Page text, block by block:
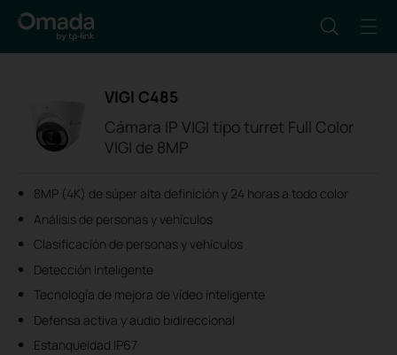
VIGI C485
Cámara IP VIGI tipo turret Full Color
VIGI de 8MP
8MP (4K) de súper alta definición y 24 horas a todo color
Análisis de personas y vehículos
Clasificación de personas y vehículos
Detección inteligente
Tecnología de mejora de vídeo inteligente
Defensa activa y audio bidireccional
Estanqueidad IP67